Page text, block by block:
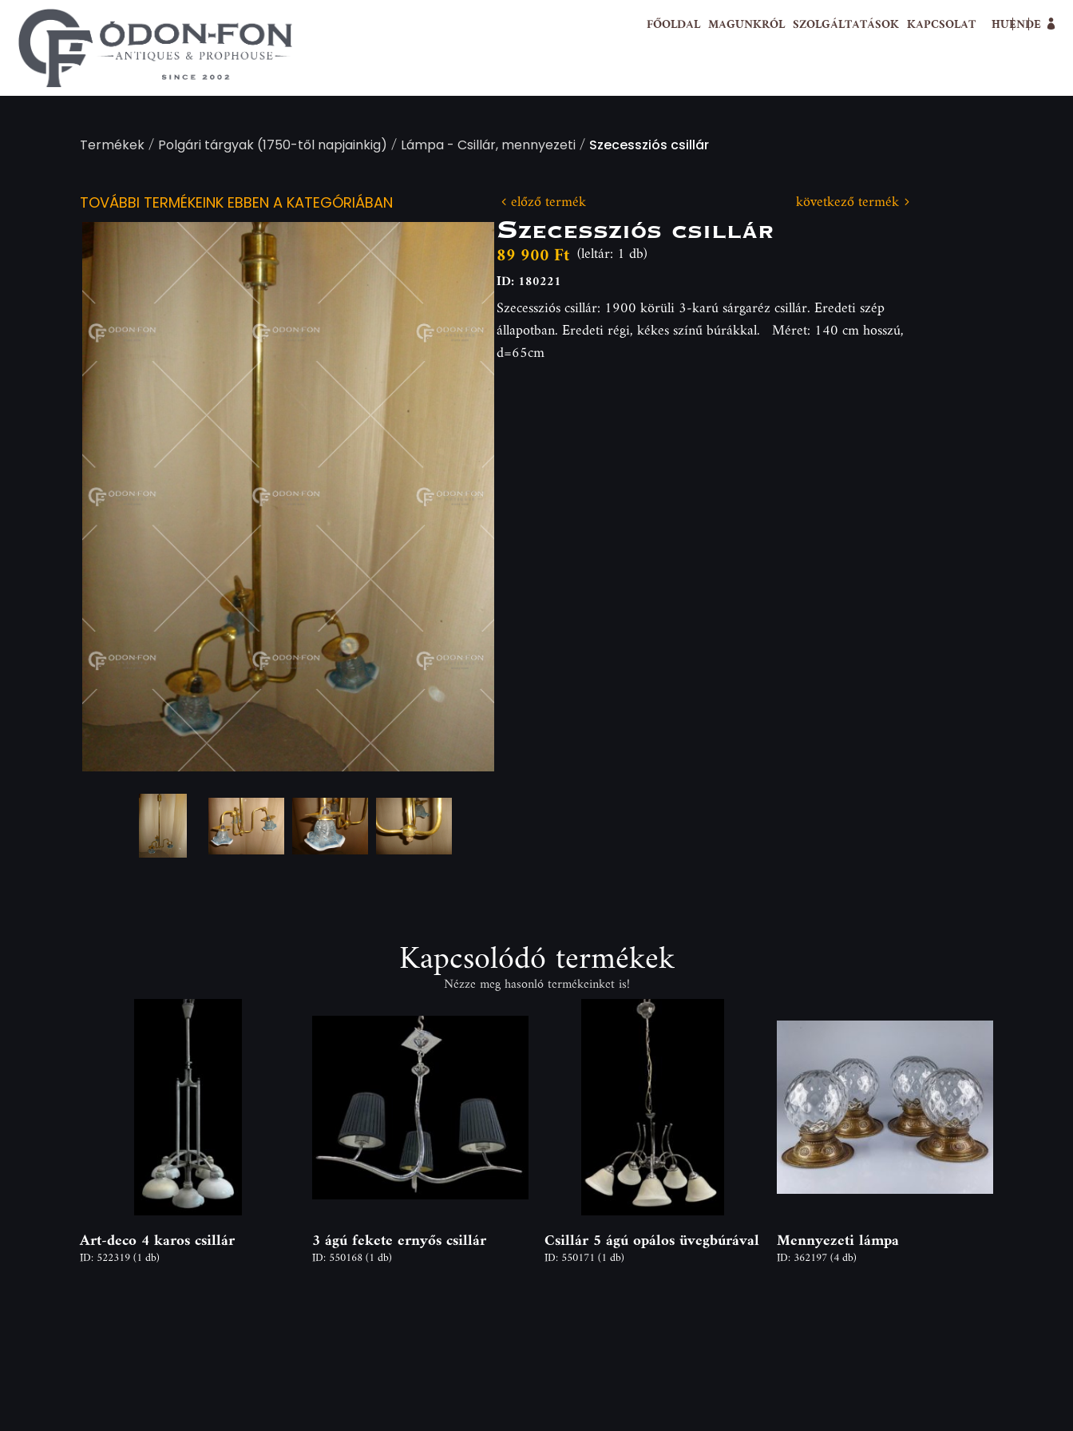
FŐOLDAL MAGUNKRÓL SZOLGÁLTATÁSOK KAPCSOLAT HUENDE
Termékek/ Polgári tárgyak (1750-től napjainkig) / Lámpa - Csillár, mennyezeti/ Szecessziós csillár
TOVÁBBI TERMÉKEINK EBBEN A KATEGÓRIÁBAN előző termék következő termék
Szecessziós csillár
89 900 Ft (leltár: 1 db)
ID: 180221
Szecessziós csillár: 1900 körüli 3-karú sárgaréz csillár. Eredeti szép
állapotban. Eredeti régi, kékes színű búrákkal. Méret: 140 cm hosszú,
d=65cm
Kapcsolódó termékek
Nézze meg hasonló termékeinket is!
Art-deco 4 karos csillár
ID: 522319(1 db)
3 ágú fekete ernyős csillár
ID: 550168(1 db)
Csillár 5 ágú opálos üvegbúrával
ID: 550171 (1 db)
Mennyezeti lámpa
ID: 362197(4 db)
Süti preferenciák